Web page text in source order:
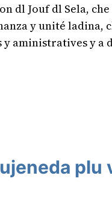
dl Jouf dl Sela,
y unité ladina,
aministratives y a
plu